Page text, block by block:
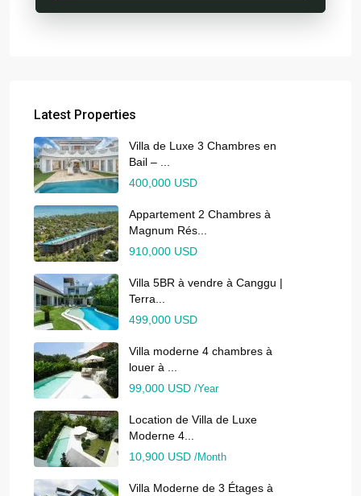
Latest Properties
Villa de Luxe 3 Chambres en
Bail – ...
400,000 USD
Appartement 2 Chambres à
Magnum Rés...
910,000 USD
Villa 5BR à vendre à Canggu |
Terra...
499,000 USD
Villa moderne 4 chambres à
louer à ...
99,000 USD /Year
Location de Villa de Luxe
Moderne 4...
10,900 USD /Month
Villa Moderne de 3 Étages à